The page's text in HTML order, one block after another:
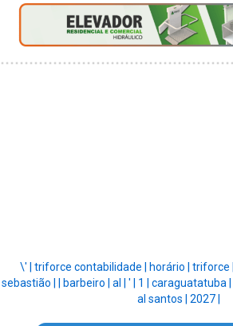
\' | triforce contabilidade | horário | triforce |
sebastião |
barbeiro | al | ' | 1 | caraguatatuba |
al santos | 2027 |